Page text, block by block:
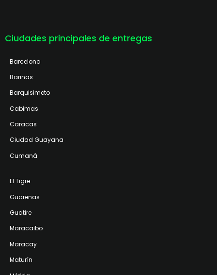
Ciudades principales de entregas
Barcelona
Barinas
Barquisimeto
Cabimas
Caracas
Ciudad Guayana
Cumaná
El Tigre
Guarenas
Guatire
Maracaibo
Maracay
Maturín